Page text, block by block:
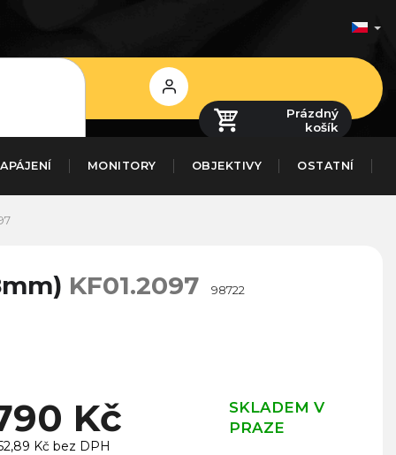
Přihlášení
Prázdný
košík
MONITORY OBJEKTIVY OSTATNÍ
KF01.2097 98722
Kč
SKLADEM V
PRAZE
Kč bez DPH